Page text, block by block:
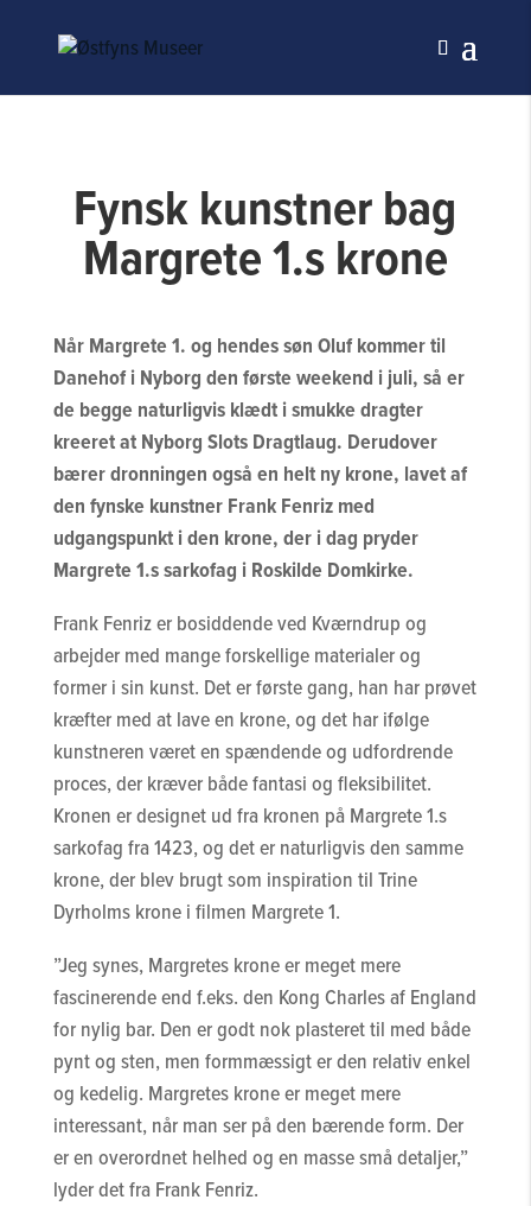
Fynsk kunstner bag
Margrete 1.s krone
Når Margrete 1. og hendes søn Oluf kommer til
Danehof i Nyborg den første weekend i juli, så er
de begge naturligvis klædt i smukke dragter
kreeret at Nyborg Slots Dragtlaug. Derudover
bærer dronningen også en helt ny krone, lavet af
den fynske kunstner Frank Fenriz med
udgangspunkt i den krone, der i dag pryder
Margrete 1.s sarkofag i Roskilde Domkirke.
Frank Fenriz er bosiddende ved Kværndrup og
arbejder med mange forskellige materialer og
former i sin kunst. Det er første gang, han har prøvet
kræfter med at lave en krone, og det har ifølge
kunstneren været en spændende og udfordrende
proces, der kræver både fantasi og fleksibilitet.
Kronen er designet ud fra kronen på Margrete 1.s
sarkofag fra 1423, og det er naturligvis den samme
krone, der blev brugt som inspiration til Trine
Dyrholms krone i filmen Margrete 1.
”Jeg synes, Margretes krone er meget mere
fascinerende end f.eks. den Kong Charles af England
for nylig bar. Den er godt nok plasteret til med både
pynt og sten, men formmæssigt er den relativ enkel
og kedelig. Margretes krone er meget mere
interessant, når man ser på den bærende form. Der
er en overordnet helhed og en masse små detaljer,”
lyder det fra Frank Fenriz.